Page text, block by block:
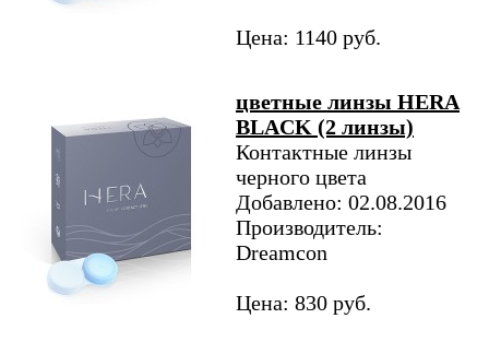
Цена: 1140 руб.
цветные линзы HERA
BLACK (2 линзы)
Контактные линзы
черного цвета
Добавлено: 02.08.2016
Производитель:
Dreamcon
Цена: 830 руб.